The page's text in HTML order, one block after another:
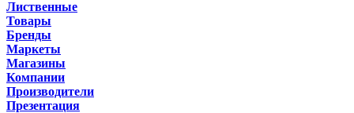
Лиственные
Товары
Бренды
Маркеты
Магазины
Компании
Производители
Презентация